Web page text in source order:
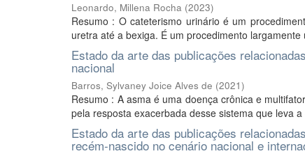
Leonardo, Millena Rocha (2023)
Resumo : O cateterismo urinário é um
uretra até a bexiga. É um procedimento
Estado da arte das publicações
nacional
Barros, Sylvaney Joice Alves de (2021)
Resumo : A asma é uma doença crônica e
pela resposta exacerbada desse sistema que leva
Estado da arte das publicações
recém-nascido no cenário nacional e